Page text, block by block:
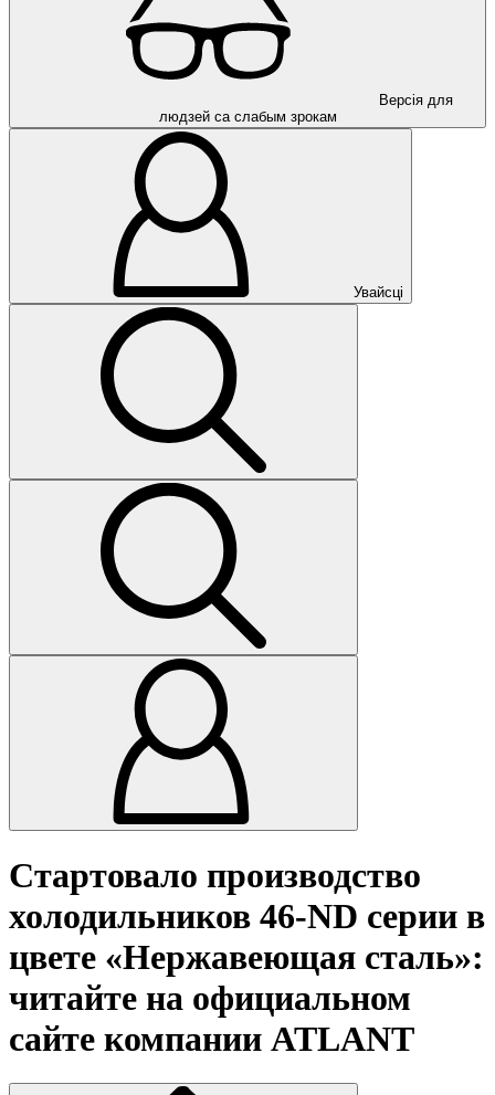
Версія для
людзей са слабым зрокам
Увайсці
Стартовало производство
холодильников 46-ND серии в
цвете «Нержавеющая сталь»:
читайте на официальном
сайте компании ATLANT